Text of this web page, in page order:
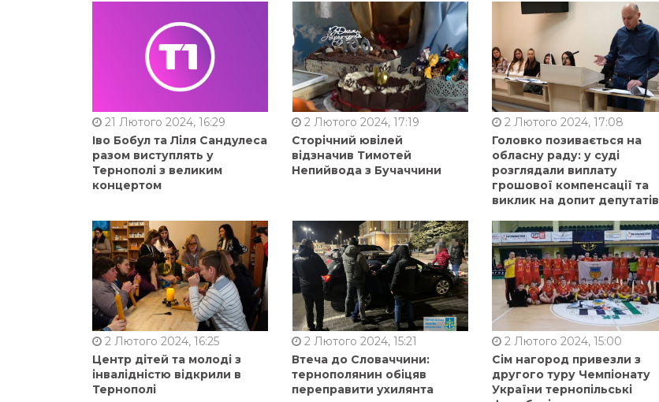
21 Лютого 2024, 16:29
Іво Бобул та Ліля Сандулеса
разом виступлять у
Тернополі з великим
концертом
2 Лютого 2024, 17:19
Сторічний ювілей
відзначив Тимотей
Непийвода з Бучаччини
2 Лютого 2024, 17:08
Головко позивається на
обласну раду: у суді
розглядали виплату
грошової компенсації та
виклик на допит депутатів
2 Лютого 2024, 16:25
Центр дітей та молоді з
інвалідністю відкрили в
Тернополі
2 Лютого 2024, 15:21
Втеча до Словаччини:
тернополянин обіцяв
переправити ухилянта
2 Лютого 2024, 15:00
Сім нагород привезли з
другого туру Чемпіонату
України тернопільські